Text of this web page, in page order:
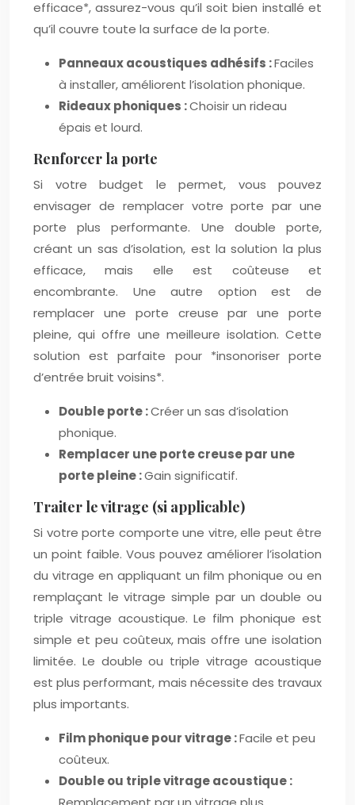
efficace*, assurez-vous qu’il soit bien installé et
qu’il couvre toute la surface de la porte.
Panneaux acoustiques adhésifs :Faciles
à installer, améliorent l’isolation phonique.
Rideaux phoniques :Choisir un rideau
épais et lourd.
Renforcer la porte
Si votre budget le permet, vous pouvez
envisager de remplacer votre porte par une
porte plus performante. Une double porte,
créant un sas d’isolation, est la solution la plus
efficace, mais elle est coûteuse et
encombrante. Une autre option est de
remplacer une porte creuse par une porte
pleine, qui offre une meilleure isolation. Cette
solution est parfaite pour *insonoriser porte
d’entrée bruit voisins*.
Double porte :Créer un sas d’isolation
phonique.
Remplacer une porte creuse par une
porte pleine :Gain significatif.
Traiter le vitrage (si applicable)
Si votre porte comporte une vitre, elle peut être
un point faible. Vous pouvez améliorer l’isolation
du vitrage en appliquant un film phonique ou en
remplaçant le vitrage simple par un double ou
triple vitrage acoustique. Le film phonique est
simple et peu coûteux, mais offre une isolation
limitée. Le double ou triple vitrage acoustique
est plus performant, mais nécessite des travaux
plus importants.
Film phonique pour vitrage :Facile et peu
coûteux.
Double ou triple vitrage acoustique :